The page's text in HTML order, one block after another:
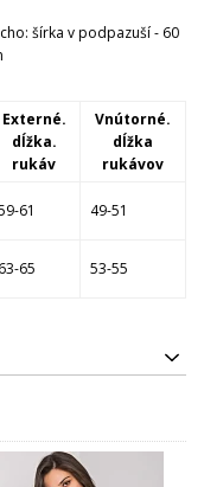
šírka v podpazuší - 60
Externé.
dĺžka.
rukáv
Vnútorné.
dĺžka
rukávov
61 49-51
63-65 53-55